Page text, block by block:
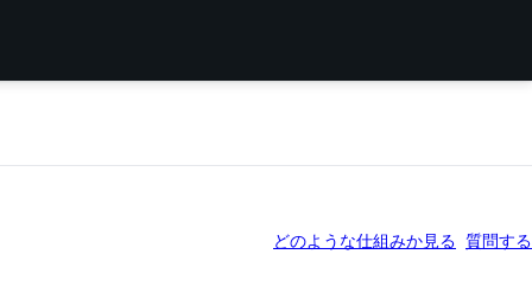
どのような仕組みか見る 質問する